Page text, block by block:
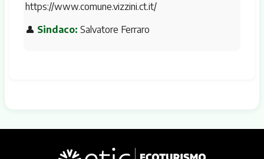
https://www.comune.vizzini.ct.it/
👤 Sindaco: Salvatore Ferraro